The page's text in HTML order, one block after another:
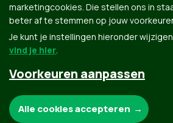
Groen.be
marketingcookies. Die stellen ons in
beter af te stemmen op jouw
Je kunt je instellingen hieronder
vind je hier.
Voorkeuren aanpassen
Alle cookies accepteren